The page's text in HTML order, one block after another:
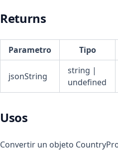
Returns
Parametro Tipo
jsonString
string |
undefined
Usos
Convertir un objeto